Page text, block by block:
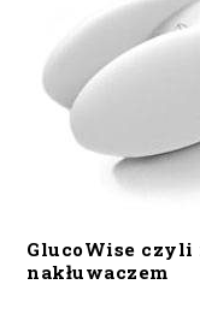
GlucoWise czyli
nakłuwaczem